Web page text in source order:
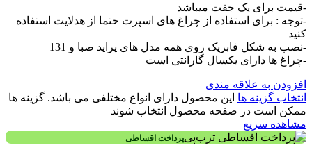
-قیمت برای یک جفت میباشد
-توجه : برای استفاده از چراغ های اسپرت حتما از هدلایت استفاده
کنید
-نصب به شکل فابریک روی همه مدل های پراید صبا و 131
-چراغ ها دارای یکسال گارانتی است
افزودن به علاقه مندی
انتخاب گزینه ها این محصول دارای انواع مختلفی می باشد. گزینه ها
ممکن است در صفحه محصول انتخاب شوند
مشاهده سریع
پرداخت اقساطی